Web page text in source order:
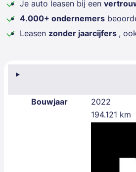
Bouwjaar 2022
194.121 km
Je auto leasen bij een
4.000+ ondernemers
Leasen zonder jaarcijfers ,